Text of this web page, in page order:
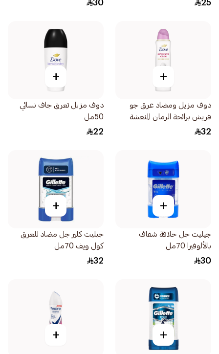
25
30
+
دوف مزيل ومضاد عرق جو
فريش برائحة الرمان المنعشة
للنساء 150مل
32
+
دوف مزيل تعرق جاف نسائي
50مل
22
+
جيليت جل حلاقة شفاف
بالألوفيرا 70مل
30
+
جيليت كلير جل مضاد للعرق
كول ويف 70مل
32
+
+